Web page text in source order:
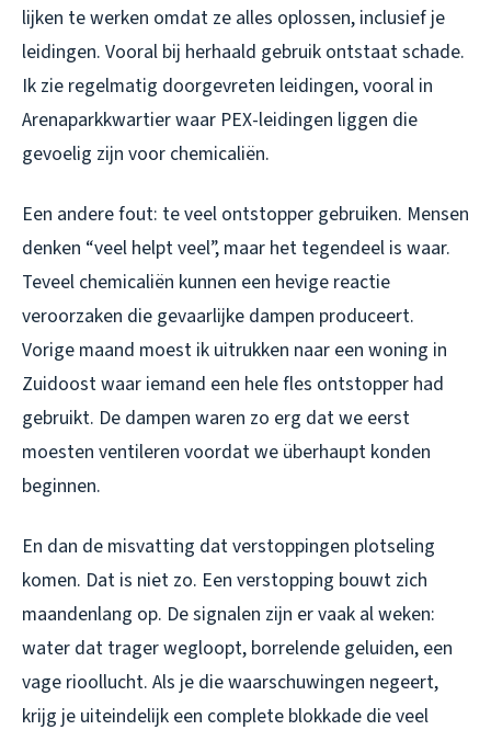
lijken te werken omdat ze alles oplossen, inclusief je
leidingen. Vooral bij herhaald gebruik ontstaat schade.
Ik zie regelmatig doorgevreten leidingen, vooral in
Arenaparkkwartier waar PEX-leidingen liggen die
gevoelig zijn voor chemicaliën.
Een andere fout: te veel ontstopper gebruiken. Mensen
denken “veel helpt veel”, maar het tegendeel is waar.
Teveel chemicaliën kunnen een hevige reactie
veroorzaken die gevaarlijke dampen produceert.
Vorige maand moest ik uitrukken naar een woning in
Zuidoost waar iemand een hele fles ontstopper had
gebruikt. De dampen waren zo erg dat we eerst
moesten ventileren voordat we überhaupt konden
beginnen.
En dan de misvatting dat verstoppingen plotseling
komen. Dat is niet zo. Een verstopping bouwt zich
maandenlang op. De signalen zijn er vaak al weken:
water dat trager wegloopt, borrelende geluiden, een
vage rioollucht. Als je die waarschuwingen negeert,
krijg je uiteindelijk een complete blokkade die veel